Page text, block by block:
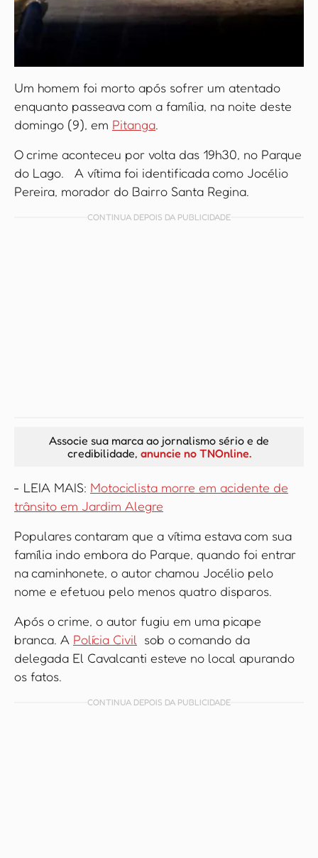
Um homem foi morto após sofrer um atentado
enquanto passeava com a família, na noite deste
domingo (9), em Pitanga.
O crime aconteceu por volta das 19h30, no Parque
do Lago. A vítima foi identificada como Jocélio
Pereira, morador do Bairro Santa Regina.
CONTINUA DEPOIS DA PUBLICIDADE
Associe sua marca ao jornalismo sério e de
credibilidade, anuncie no TNOnline.
- LEIA MAIS: Motociclista morre em acidente de
trânsito em Jardim Alegre
Populares contaram que a vítima estava com sua
família indo embora do Parque, quando foi entrar
na caminhonete, o autor chamou Jocélio pelo
nome e efetuou pelo menos quatro disparos.
Após o crime, o autor fugiu em uma picape
branca. A Polícia Civil sob o comando da
delegada El Cavalcanti esteve no local apurando
os fatos.
CONTINUA DEPOIS DA PUBLICIDADE